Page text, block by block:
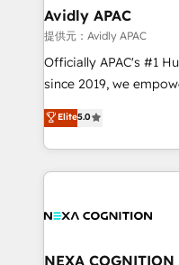
traffic, generates
revenue goals. We've worked with thousands of
HubSpot customers
too! Clients come to us for: Advanced CRM solutions
HubSpot Data
to HubSpot New lead
Avidly APAC
提供元：Avidly APAC
Officially APAC's #1
since 2019, we empower businesses in Australia,
New Zealand, and
potential through
implementation. And we deliver best practice across
the whole HubSpot
all businesses, from
the world. Our human approach to digital
Elite5.0
NEXA